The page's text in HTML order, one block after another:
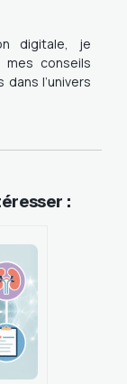
digitale, je
mes conseils
l’univers
: